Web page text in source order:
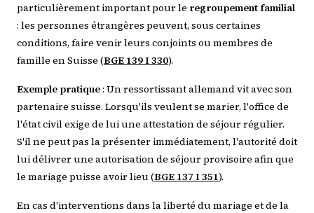
particulièrement important pour le regroupement familial
: les personnes étrangères peuvent, sous certaines
conditions, faire venir leurs conjoints ou membres de
famille en Suisse (BGE 139 I 330).
Exemple pratique: Un ressortissant allemand vit avec son
partenaire suisse. Lorsqu'ils veulent se marier, l'office de
l'état civil exige de lui une attestation de séjour régulier.
S'il ne peut pas la présenter immédiatement, l'autorité doit
lui délivrer une autorisation de séjour provisoire afin que
le mariage puisse avoir lieu (BGE 137 I 351).
En cas d'interventions dans la liberté du mariage et de la